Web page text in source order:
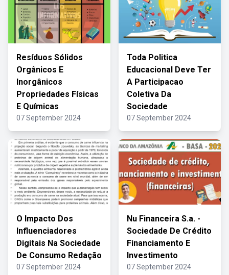
Resíduos Sólidos
Orgânicos E
Inorgânicos
Propriedades Físicas
E Químicas
07 September 2024
Toda Politica
Educacional Deve Ter
A Participacao
Coletiva Da
Sociedade
07 September 2024
O Impacto Dos
Influenciadores
Digitais Na Sociedade
De Consumo Redação
07 September 2024
Nu Financeira S.a. -
Sociedade De Crédito
Financiamento E
Investimento
07 September 2024